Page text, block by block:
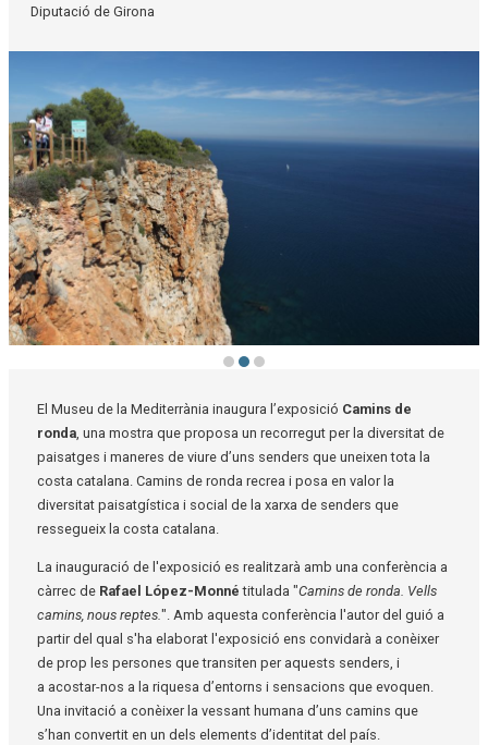
Diputació de Girona
El Museu de la Mediterrània inaugura l’exposició Camins de
ronda, una mostra que proposa un recorregut per la diversitat de
paisatges i maneres de viure d’uns senders que uneixen tota la
costa catalana. Camins de ronda recrea i posa en valor la
diversitat paisatgística i social de la xarxa de senders que
ressegueix la costa catalana.
La inauguració de l'exposició es realitzarà amb una conferència a
càrrec de Rafael López-Monné titulada "Camins de ronda. Vells
camins, nous reptes. ". Amb aquesta conferència l'autor del guió a
partir del qual s'ha elaborat l'exposició ens convidarà a conèixer
de prop les persones que transiten per aquests senders, i
a acostar-nos a la riquesa d’entorns i sensacions que evoquen.
Una invitació a conèixer la vessant humana d’uns camins que
s’han convertit en un dels elements d’identitat del país.